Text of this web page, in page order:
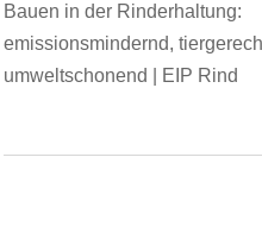
Bauen in der Rinderhaltung:
emissionsmindernd,
umweltschonend | EIP Rind